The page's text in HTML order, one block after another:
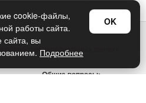
обработки персональных данных
Общие вопросы:
cookie-файлы,
работы сайта.
сайта, вы
Подробнее
OK